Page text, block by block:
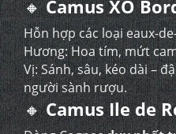
🔸Camus XO
Hỗn hợp các loại eaux-
Hương: Hoa tím, mứt
Vị: Sánh, sâu, kéo dài –
người sành rượu.
🔸Camus Ile de